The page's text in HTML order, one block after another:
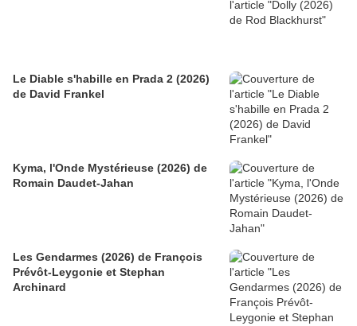
Le Diable s'habille en Prada 2 (2026)
de David Frankel
Kyma, l'Onde Mystérieuse (2026) de
Romain Daudet-Jahan
Les Gendarmes (2026) de François
Prévôt-Leygonie et Stephan
Archinard